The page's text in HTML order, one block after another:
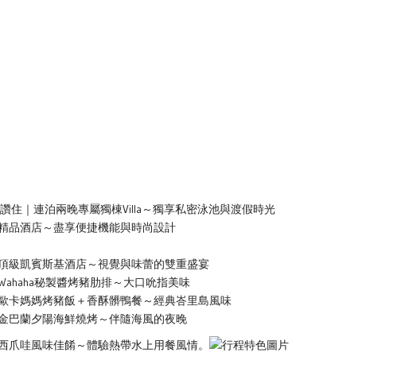
住｜連泊兩晚專屬獨棟Villa～獨享私密泳池與渡假時光
品酒店～盡享便捷機能與時尚設計
級凱賓斯基酒店～視覺與味蕾的雙重盛宴
秘製醬烤豬肋排～大口吮指美味
卡媽媽烤豬飯＋香酥髒鴨餐～經典峇里島風味
巴蘭夕陽海鮮燒烤～伴隨海風的夜晚
哇風味佳餚～體驗熱帶水上用餐風情。